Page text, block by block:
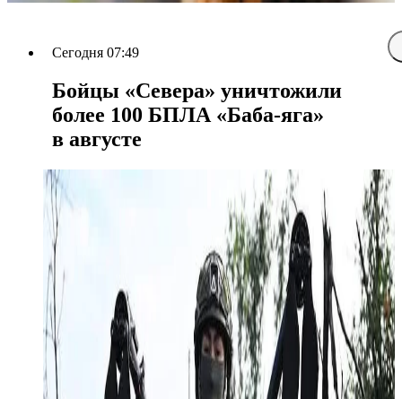
Сегодня 07:49
Бойцы «Севера» уничтожили
более 100 БПЛА «Баба-яга»
в августе